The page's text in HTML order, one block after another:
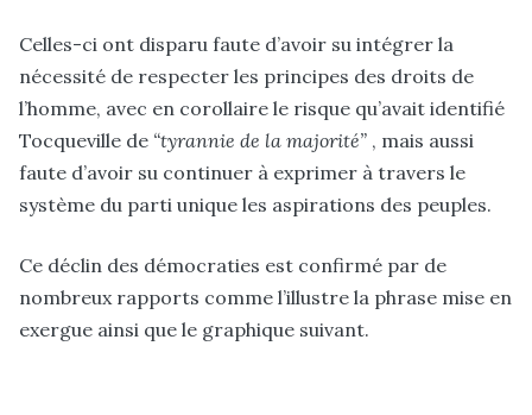
Celles-ci ont disparu faute d’avoir su intégrer la
nécessité de respecter les principes des droits de
l’homme, avec en corollaire le risque qu’avait identifié
Tocqueville de “tyrannie de la majorité” , mais aussi
faute d’avoir su continuer à exprimer à travers le
système du parti unique les aspirations des peuples.
Ce déclin des démocraties est confirmé par de
nombreux rapports comme l’illustre la phrase mise en
exergue ainsi que le graphique suivant.